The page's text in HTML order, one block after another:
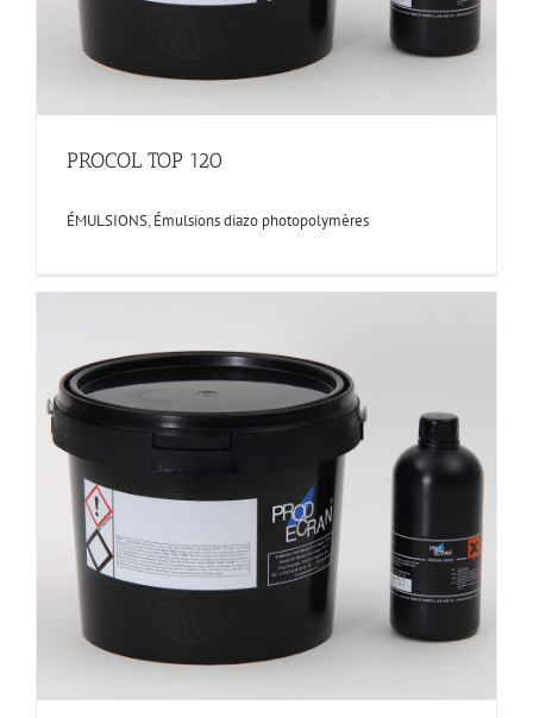
PROCOL TOP 120
ÉMULSIONS, Émulsions diazo photopolymères